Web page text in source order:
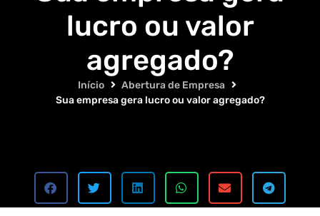
lucro ou valor
agregado?
Início
Abertura de Empresa
Sua empresa gera lucro ou valor agregado?